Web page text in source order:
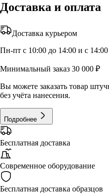
Доставка и оплата
Доставка курьером
Пн-пт с 10:00 до 14:00 и с
Минимальный заказ 30 000 ₽
Вы можете заказать товар
без учёта нанесения.
Подробнее
Бесплатная доставка
Современное оборудование
Бесплатная доставка образцов